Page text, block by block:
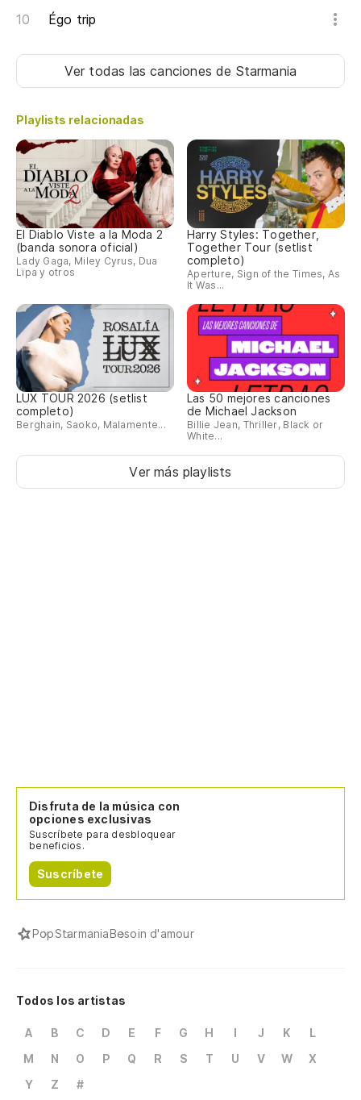
Égo trip
Ver todas las cancionesde Starmania
Playlists relacionadas
El Diablo Viste a la Moda 2
(banda sonora oficial)
Lady Gaga, Miley Cyrus, Dua
Lipa y otros
Harry Styles: Together,
Together Tour (setlist
completo)
Aperture, Sign of the Times, As
It Was...
LUX TOUR 2026 (setlist
completo)
Berghain, Saoko, Malamente...
Las 50 mejores canciones
de Michael Jackson
Billie Jean, Thriller, Black or
White...
Ver más playlists
Disfruta de la música con
opciones exclusivas
Suscríbete para desbloquear
beneficios.
Suscríbete
PopStarmaniaBesoin d'amour
Todos los artistas
A B C D E F G H I J K
L
M
N O P Q R S T U V W
X
Y
Z #